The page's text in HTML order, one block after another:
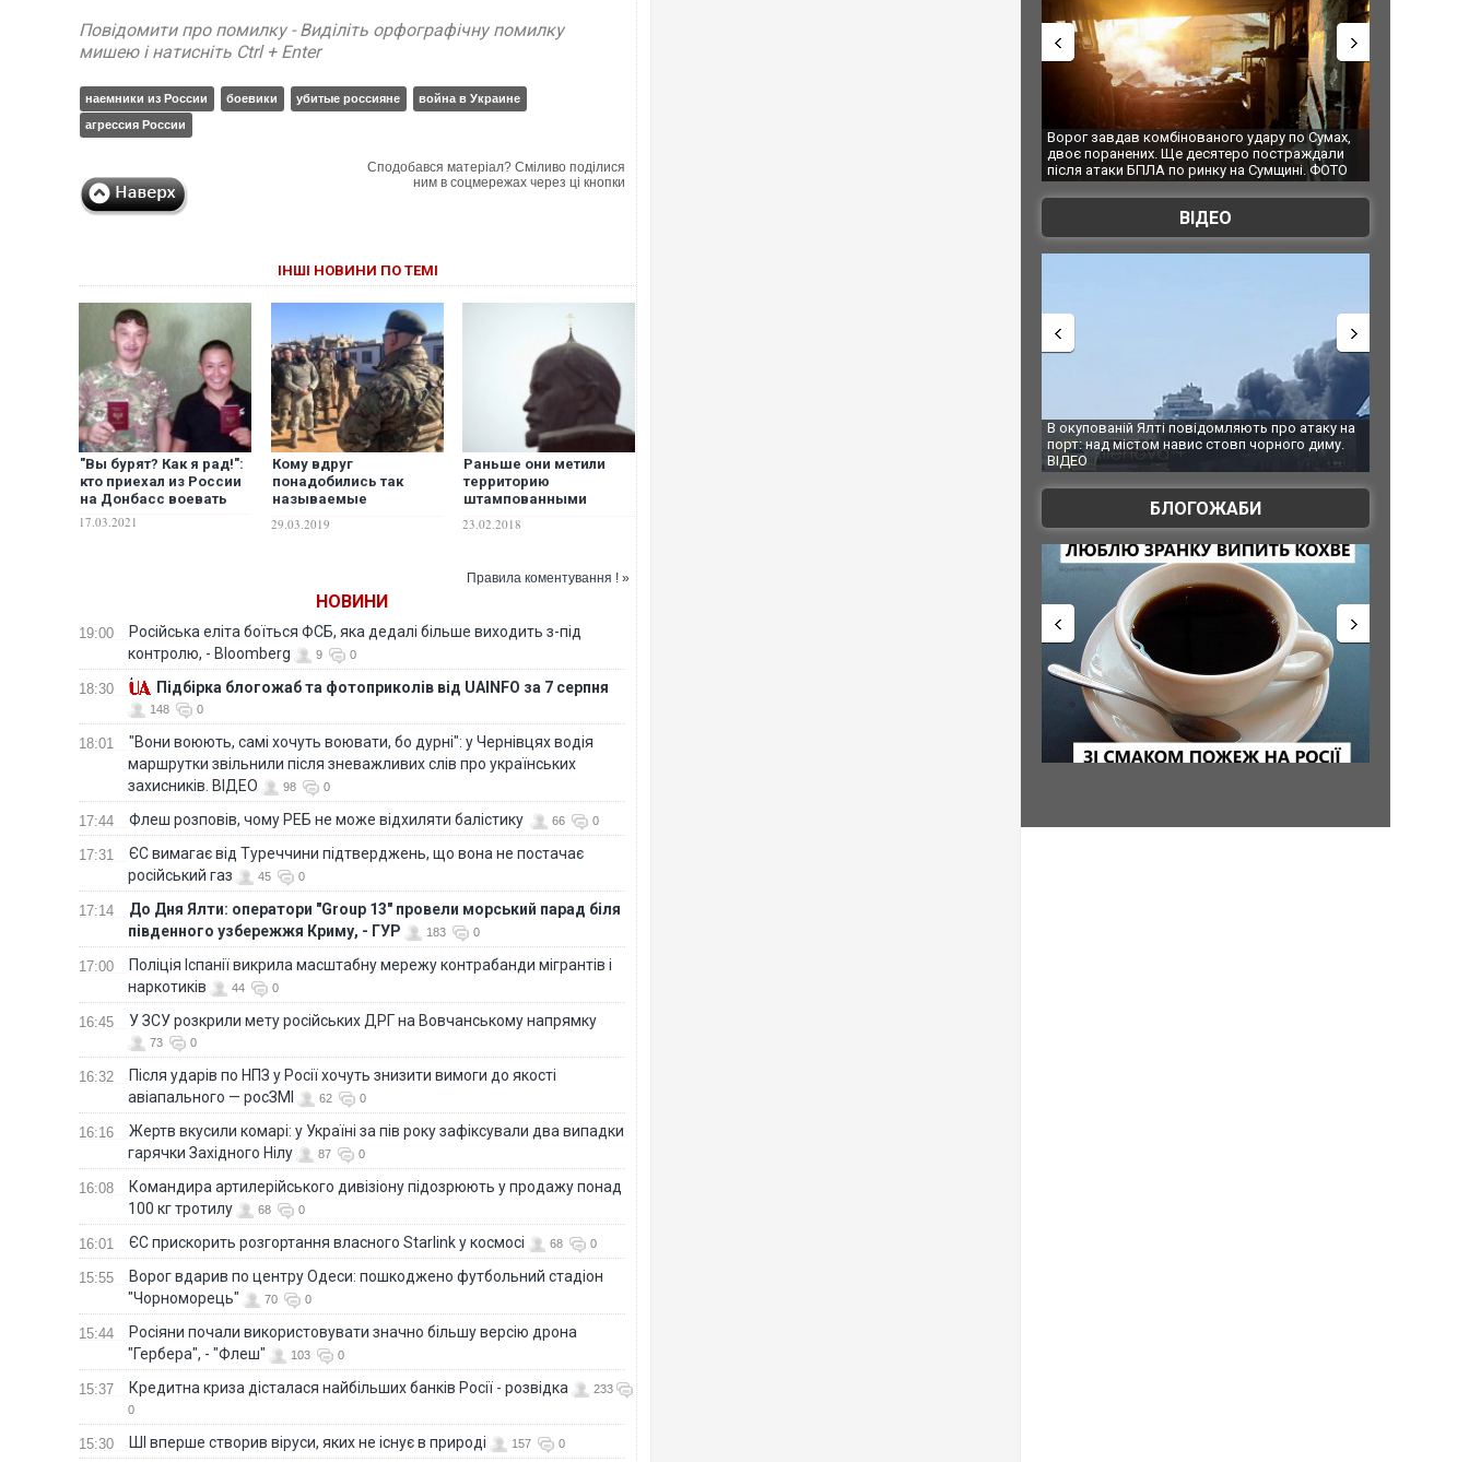
Повідомити про помилку - Виділіть орфографічну помилку
мишею і натисніть Ctrl + Enter
наемники из России боевики убитые россияне
война в Украине
агрессия России
Сподобався матеріал? Сміливо поділися
ним в соцмережах через ці кнопки
ІНШІ НОВИНИ ПО ТЕМІ
"Вы бурят? Как я рад!":
кто приехал из России
на Донбасс воевать
17.03.2021
Кому вдруг
понадобились так
называемые
Сирии
29.03.2019
Раньше они метили
территорию
штампованными
штампованными
23.02.2018
Правила коментування ! »
НОВИНИ
19:00
Російська еліта боїться ФСБ, яка дедалі більше виходить з-під
контролю, - Bloomberg
9 0
18:30 Підбірка блогожаб та фотоприколів від UAINFO за 7 серпня
148 0
18:01
"Вони воюють, самі хочуть воювати, бо дурні": у Чернівцях водія
маршрутки звільнили після зневажливих слів про українських
захисників. ВІДЕО
98 0
17:44 Флеш розповів, чому РЕБ не може відхиляти балістику 66 0
17:31
ЄС вимагає від Туреччини підтверджень, що вона не постачає
російський газ
45 0
17:14
До Дня Ялти: оператори "Group 13" провели морський парад біля
південного узбережжя Криму, - ГУР
183 0
17:00
Поліція Іспанії викрила масштабну мережу контрабанди мігрантів і
наркотиків
44 0
16:45 У ЗСУ розкрили мету російських ДРГ на Вовчанському напрямку
73 0
16:32
Після ударів по НПЗ у Росії хочуть знизити вимоги до якості
авіапального — росЗМІ
62 0
16:16
Жертв вкусили комарі: у Україні за пів року зафіксували два випадки
гарячки Західного Нілу
87 0
16:08
Командира артилерійського дивізіону підозрюють у продажу понад
100 кг тротилу
68 0
16:01 ЄС прискорить розгортання власного Starlink у космосі 68 0
15:55
Ворог вдарив по центру Одеси: пошкоджено футбольний стадіон
"Чорноморець"
70 0
15:44
Росіяни почали використовувати значно більшу версію дрона
"Гербера", - "Флеш"
103 0
15:37 Кредитна криза дісталася найбільших банків Росії - розвідка
233
0
15:30 ШІ вперше створив віруси, яких не існує в природі 157 0
Ворог завдав комбінованого удару по Сумах,
двоє поранених. Ще десятеро постраждали
після атаки БПЛА по ринку на Сумщині. ФОТО
За 2000 кілометрів від кордону з Україною:
Єкатеринбурзі після атаки дронів загорівся
склад Wildberries. ФОТО. ВІДЕО
ВІДЕО
В окупованій Ялті повідомляють про атаку на
порт: над містом навис стовп чорного диму.
За 2000 кілометрів від кордону з
Єкатеринбурзі після атаки дронів загорівся
склад Wildberries. ФОТО. ВІДЕО
БЛОГОЖАБИ